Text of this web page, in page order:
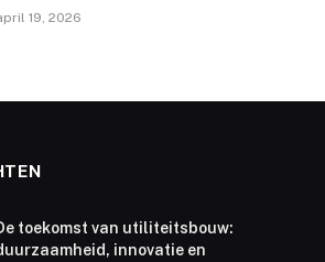
19, 2026
toekomst van utiliteitsbouw:
innovatie en